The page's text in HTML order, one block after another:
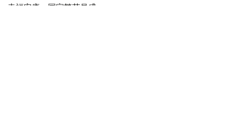
幸福安康、国家繁荣昌盛。